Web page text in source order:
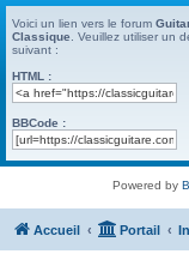
Voici un lien vers le forum
Classique . Veuillez utiliser un
suivant :
HTML :
BBCode :
Powered by
Accueil Portail